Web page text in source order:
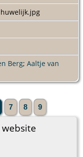
Berg; Aaltje van
7 8
9